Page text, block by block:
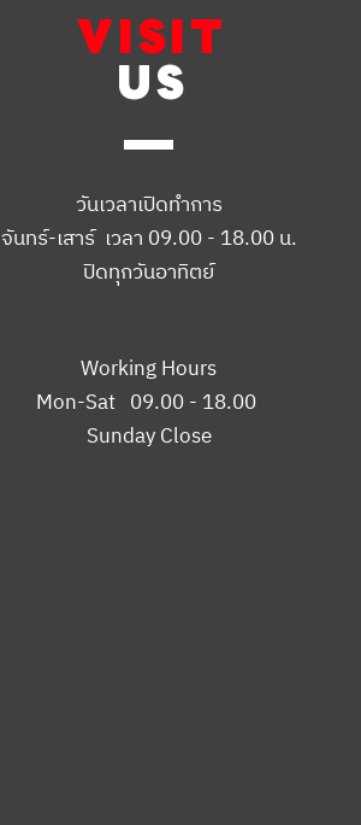
VISIT
US
วันเวลาเปิดทำการ
จันทร์-เสาร์ เวลา 09.00 - 18.00 น.
ปิดทุกวันอาทิตย์
Working Hours
Mon-Sat 09.00 - 18.00
Sunday Close